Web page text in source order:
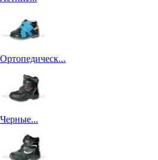
Ортопедическ...
Черные...